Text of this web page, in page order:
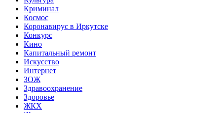
Криминал
Космос
Коронавирус в Иркутске
Конкурс
Кино
Капитальный ремонт
Искусство
Интернет
ЗОЖ
Здравоохранение
Здоровье
ЖКХ